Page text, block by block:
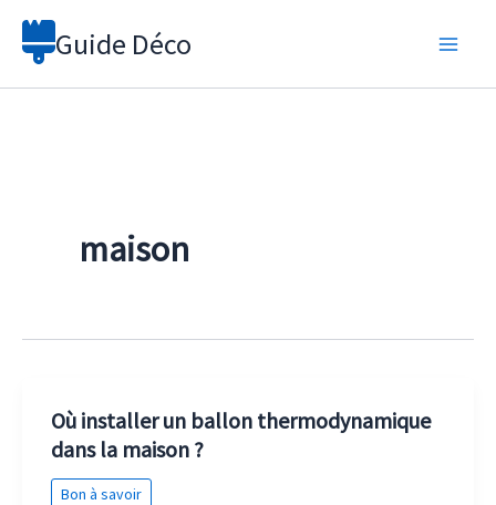
Aller
Guide Déco
maison
Où installer un ballon thermodynamique
dans la maison ?
Bon à savoir